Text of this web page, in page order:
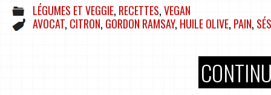
LÉGUMES ET VEGGIE, RECETTES,VEGAN
AVOCAT, CITRON, GORDON RAMSAY, HUILE OLIVE, PAIN,